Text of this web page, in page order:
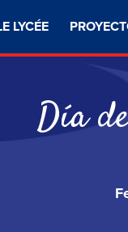
LYCÉE
Día